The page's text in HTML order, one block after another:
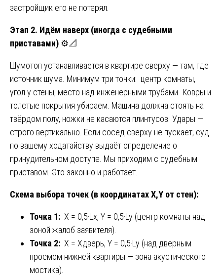
застройщик его не потерял.
Этап 2. Идём наверх (иногда с судебными
приставами) ⚙️📐
Шумотоп устанавливается в квартире сверху — там, где
источник шума. Минимум три точки: центр комнаты,
угол у стены, место над инженерными трубами. Ковры и
толстые покрытия убираем. Машина должна стоять на
твёрдом полу, ножки не касаются плинтусов. Удары —
строго вертикально. Если сосед сверху не пускает, суд
по вашему ходатайству выдаёт определение о
принудительном доступе. Мы приходим с судебным
приставом. Это законно и работает.
Схема выбора точек (в координатах X,Y от стен):
Точка 1: X = 0,5·Lx, Y = 0,5·Ly (центр комнаты над
зоной жалоб заявителя).
Точка 2: X = Xдверь, Y = 0,5·Ly (над дверным
проемом нижней квартиры — зона акустического
мостика).